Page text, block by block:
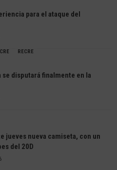
para el ataque del
RECRE
se disputará finalmente en la
jueves nueva camiseta, con un
del 20D